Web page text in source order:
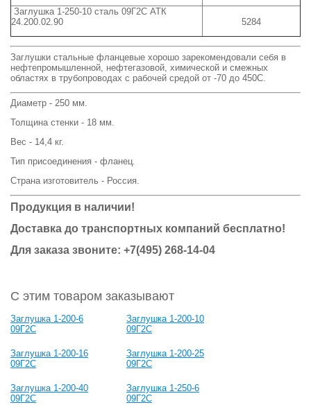
Заглушка 1-250-10 сталь 09Г2С АТК
24.200.02.90
5284
Заглушки стальные фланцевые хорошо зарекомендовали себя в
нефтепромышленной, нефтегазовой, химической и смежных
областях в трубопроводах с рабочей средой от -70 до 450С.
Диаметр - 250 мм.
Толщина стенки - 18 мм.
Вес - 14,4 кг.
Тип присоединения - фланец.
Страна изготовитель - Россия.
Продукция в наличии!
Доставка до транспортных компаний бесплатно!
Для заказа звоните: +7(495) 268-14-04
С этим товаром заказывают
Заглушка 1-200-6
09Г2С
Заглушка 1-200-10
09Г2С
Заглушка 1-200-16
09Г2С
Заглушка 1-200-25
09Г2С
Заглушка 1-200-40
09Г2С
Заглушка 1-250-6
09Г2С